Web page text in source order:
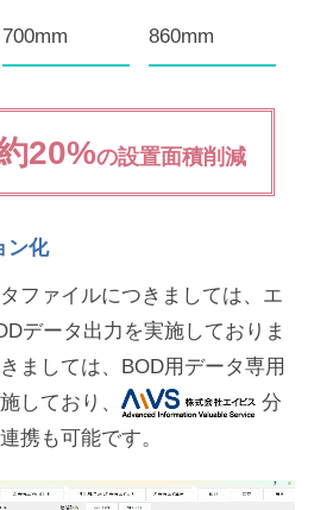
700mm 860mm
20%の設置面積削減
ン化
ファイルにつきましては、エ
データ出力を実施しておりま
ましては、BOD用データ専用
しており、
分
携も可能です。